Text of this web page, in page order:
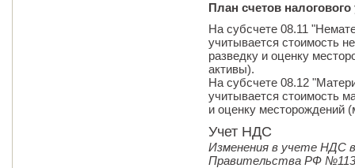
План счетов налогового
На субсчете 08.11
учитывается стоимость
разведку и оценку
активы).
На субсчете 08.12
учитывается стоимость
и оценку месторождений
Учет НДС
Изменения в учете НДС
Правительства РФ